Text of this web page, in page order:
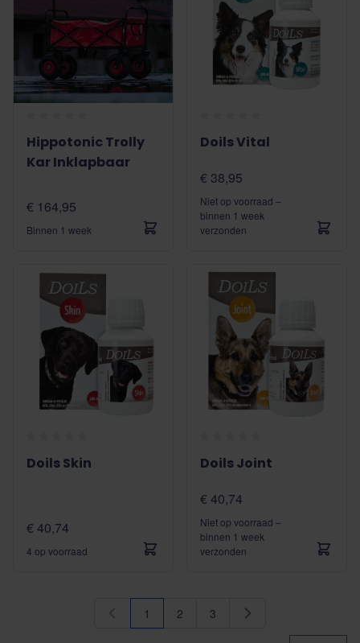
Hippotonic Trolly
Kar Inklapbaar
€ 164,95
Binnen 1 week
Doils Vital
€ 38,95
Niet op voorraad –
binnen 1 week
verzonden
Doils Skin
€ 40,74
4 op voorraad
Doils Joint
€ 40,74
Niet op voorraad –
binnen 1 week
verzonden
U lees momenteel pagina
1 Pagina
2 Pagina
3